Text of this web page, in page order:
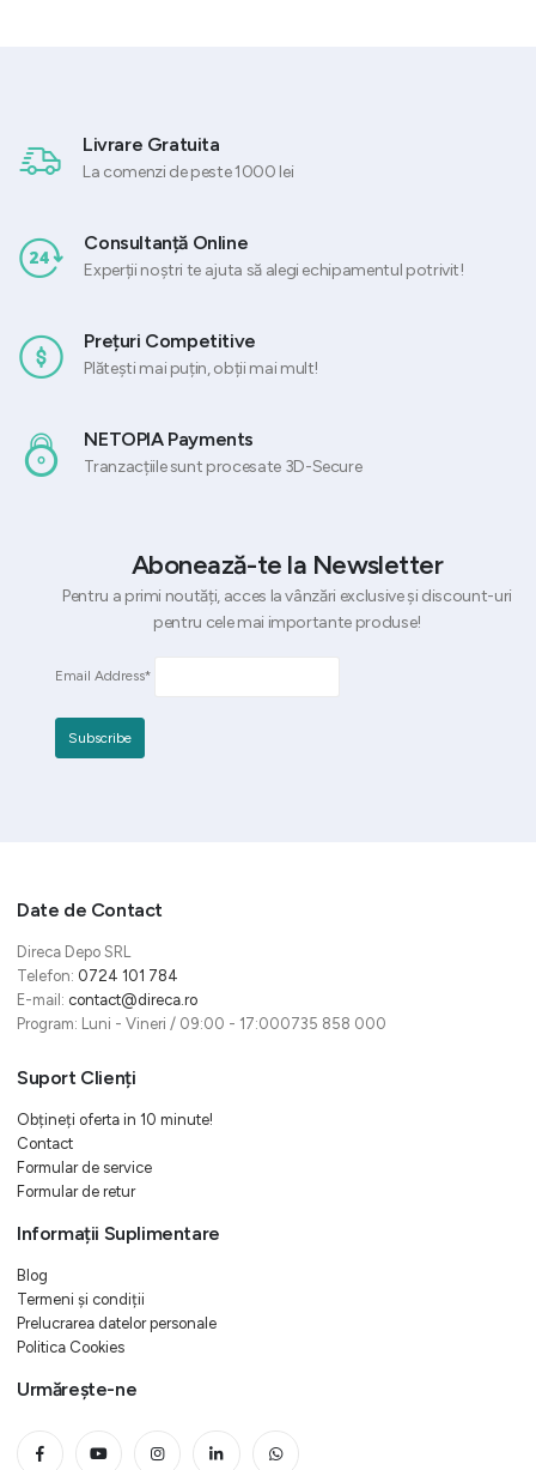
Livrare Gratuita
La comenzi de peste 1000 lei
Consultanță Online
Experții noștri te ajuta să alegi echipamentul potrivit!
Prețuri Competitive
Plătești mai puțin, obții mai mult!
NETOPIA Payments
Tranzacțiile sunt procesate 3D-Secure
Abonează-te la Newsletter
Pentru a primi noutăți, acces la vânzări exclusive și discount-uri
pentru cele mai importante produse!
Email Address*
Date de Contact
Direca Depo SRL
Telefon: 0724 101 784
E-mail: contact@direca.ro
Program: Luni - Vineri / 09:00 - 17:000735 858 000
Suport Clienți
Obțineți oferta in 10 minute!
Contact
Formular de service
Formular de retur
Informații Suplimentare
Blog
Termeni și condiții
Prelucrarea datelor personale
Politica Cookies
Urmărește-ne